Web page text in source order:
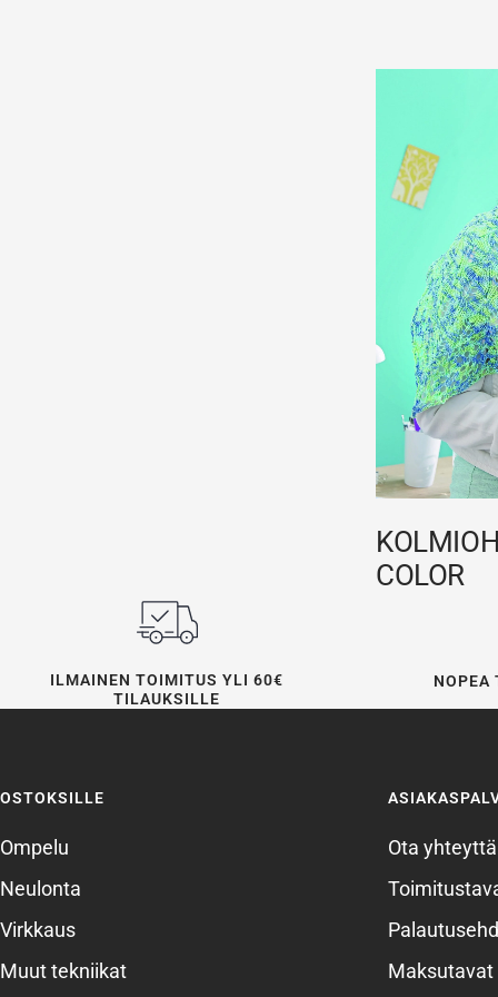
COLOR
ILMAINEN TOIMITUS YLI 60€
TILAUKSILLE
NOPEA
OSTOKSILLE
Ompelu
Neulonta
Virkkaus
Muut tekniikat
Ota yhteyttä
Maksutavat